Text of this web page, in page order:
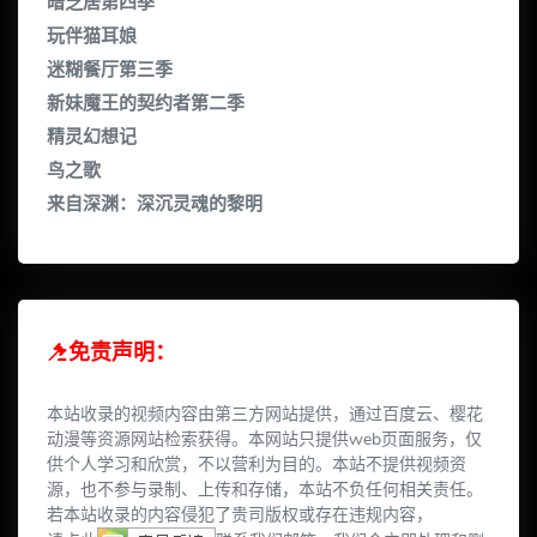
玩伴猫耳娘
迷糊餐厅第三季
新妹魔王的契约者第二季
精灵幻想记
鸟之歌
来自深渊：深沉灵魂的黎明
免责声明：
本站收录的视频内容由第三方网站提供，通过百度云、樱花
动漫等资源网站检索获得。本网站只提供web页面服务，仅
供个人学习和欣赏，不以营利为目的。本站不提供视频资
源，也不参与录制、上传和存储，本站不负任何相关责任。
若本站收录的内容侵犯了贵司版权或存在违规内容，